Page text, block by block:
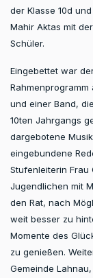
der Klasse 10d
Mahir Aktas mit
Schüler.
Eingebettet war
und einer Band,
10ten Jahrgangs
dargebotene
eingebundene
Stufenleiterin Frau
Jugendlichen mit
den Rat, nach
weit besser zu
Momente des
zu genießen.
Gemeinde